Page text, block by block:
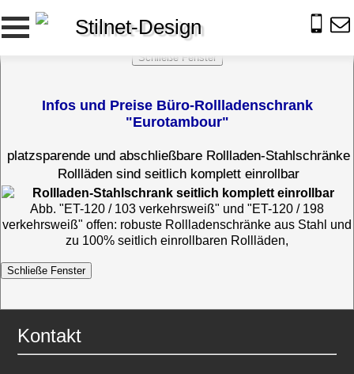
Stilnet-Design
Infos und Preise Büro-Rollladenschrank
"Eurotambour"
platzsparende und abschließbare Rollladen-Stahlschränke
Rollläden sind seitlich komplett einrollbar
Abb. "ET-120 / 103 verkehrsweiß" und "ET-120 / 198
verkehrsweiß" offen: robuste Rollladenschränke aus Stahl und
zu 100% seitlich einrollbaren Rollläden,
Kontakt